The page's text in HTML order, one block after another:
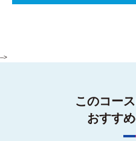
-->
このコー
おすす